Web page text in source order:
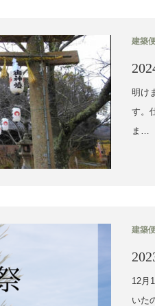
建築
明け
す。
ま…
建築
12月
いた